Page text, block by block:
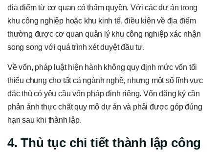
địa điểm từ cơ quan có thẩm quyền. Với các dự án trong
khu công nghiệp hoặc khu kinh tế, điều kiện về địa điểm
thường được cơ quan quản lý khu công nghiệp xác nhận
song song với quá trình xét duyệt đầu tư.
Về vốn, pháp luật hiện hành không quy định mức vốn tối
thiểu chung cho tất cả ngành nghề, nhưng một số lĩnh vực
đặc thù có yêu cầu vốn pháp định riêng. Vốn đăng ký cần
phản ánh thực chất quy mô dự án và phải được góp đúng
hạn sau khi thành lập.
4. Thủ tục chi tiết thành lập công